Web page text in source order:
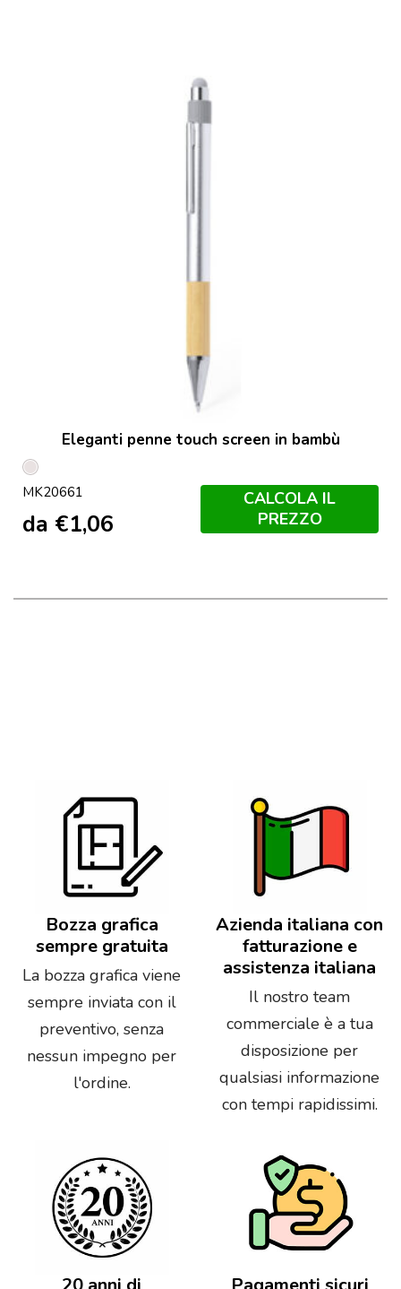
Eleganti penne touch screen in bambù
Plated
MK20661
da €1,06
CALCOLA IL
PREZZO
Bozza grafica
sempre gratuita
La bozza grafica viene
sempre inviata con il
preventivo, senza
nessun impegno per
l'ordine.
Azienda italiana con
fatturazione e
assistenza italiana
Il nostro team
commerciale è a tua
disposizione per
qualsiasi informazione
con tempi rapidissimi.